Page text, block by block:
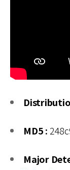
MD5 :
Major